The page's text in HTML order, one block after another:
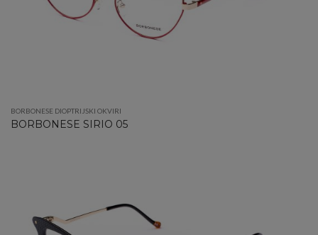
BORBONESE DIOPTRIJSKI OKVIRI
BORBONESE SIRIO 05